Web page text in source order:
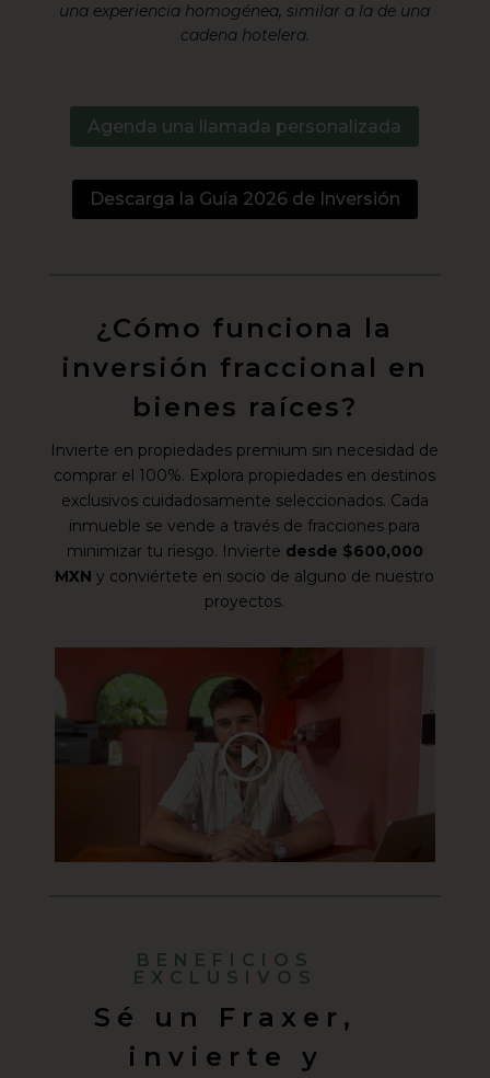
una experiencia homogénea, similar a la de una
cadena hotelera.
Agenda una llamada personalizada
Descarga la Guía 2026 de Inversión
¿Cómo funciona la
inversión fraccional en
bienes raíces?
Invierte en propiedades premium sin necesidad de
comprar el 100%. Explora propiedades en destinos
exclusivos cuidadosamente seleccionados. Cada
inmueble se vende a través de fracciones para
minimizar tu riesgo. Invierte desde $600,000
MXN y conviértete en socio de alguno de nuestro
proyectos.
BENEFICIOS
EXCLUSIVOS
Sé un Fraxer,
invierte y